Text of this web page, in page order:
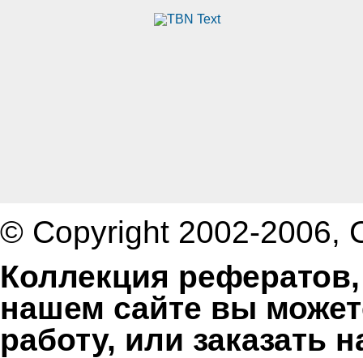
© Copyright 2002-2006,
Коллекция
нашем сайте вы
работу, или заказать